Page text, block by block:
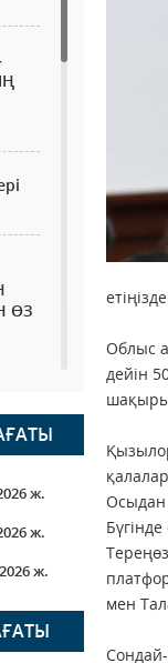
ӨЗ
ж.
ж.
ж.
Облыс
дейін
Осыдан
мен